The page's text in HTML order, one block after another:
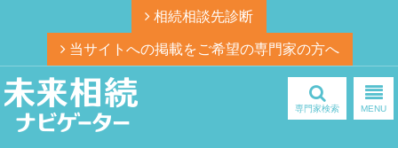
相続相談先診断
当サイトへの掲載をご希望の専門家の方へ
専門家検索 MENU